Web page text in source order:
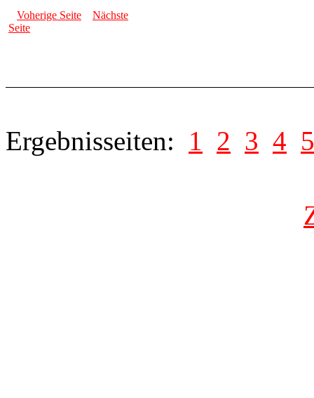
Voherige Seite
Nächste
Seite
Ergebnisseiten: 1 2 3 4 5